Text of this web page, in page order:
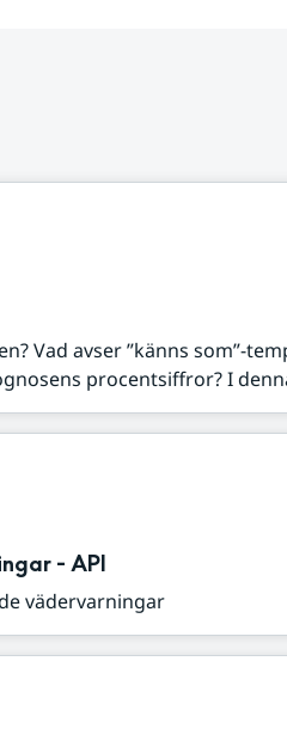
Vad avser ”känns som”-
procentsiffror? I
- API
vädervarningar